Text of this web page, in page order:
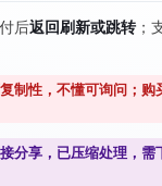
后返回刷新或跳转；
制性，不懂可询问；购
分享，已压缩处理，需